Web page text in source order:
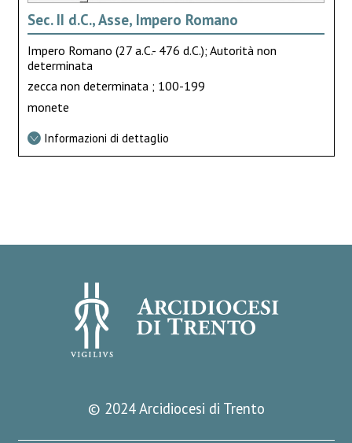
Sec. II d.C., Asse, Impero Romano
Impero Romano (27 a.C.- 476 d.C.); Autorità non
determinata
zecca non determinata ; 100-199
monete
Informazioni di dettaglio
© 2024 Arcidiocesi di Trento